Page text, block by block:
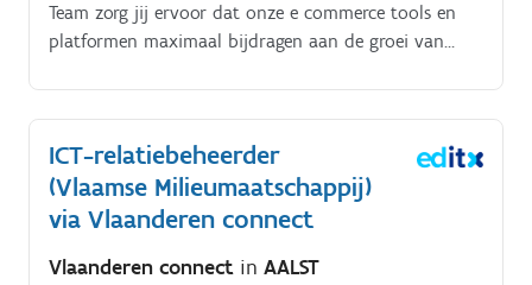
Team zorg jij ervoor dat onze e commerce tools en
platformen maximaal bijdragen aan de groei van
vertaalt businessnoden naar slimme digitale
oplossingen.
ICT-relatiebeheerder
(Vlaamse Milieumaatschappij)
via Vlaanderen connect
Vlaanderen connect in AALST